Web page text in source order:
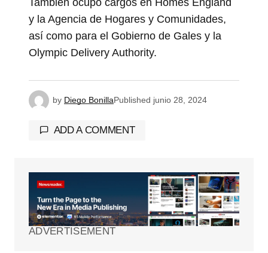
y la Agencia de Hogares y Comunidades,
así como para el Gobierno de Gales y la
Olympic Delivery Authority.
by Diego BonillaPublished junio 28, 2024
ADD A COMMENT
Tu dirección de correo electrónico no será
Los campos obligatorios están
marcados con*
ADVERTISEMENT